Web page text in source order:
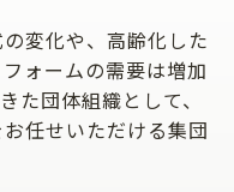
変化や、高齢化した
ォームの需要は増加
た団体組織として、
任せいただける集団